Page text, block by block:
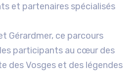
et partenaires spécialisés
Gérardmer, ce parcours
participants au cœur des
des Vosges et des légendes